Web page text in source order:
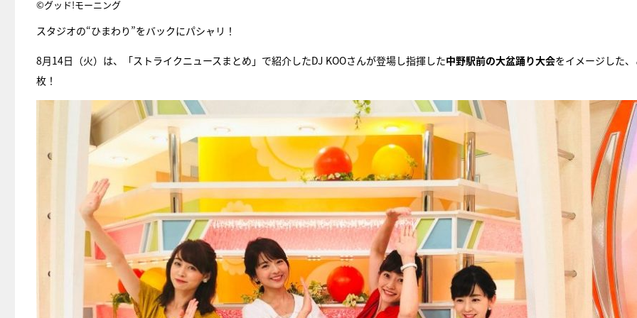
©グッド!モーニング
スタジオの“ひまわり”をバックにパシャリ！
8月14日（火）は、「ストライクニュースまとめ」で紹介したDJ KOOさんが登場し指揮した中野駅前の大盆踊り大会をイメージした
枚！